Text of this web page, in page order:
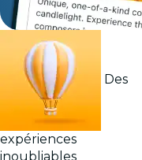
Des
expériences
inoubliables